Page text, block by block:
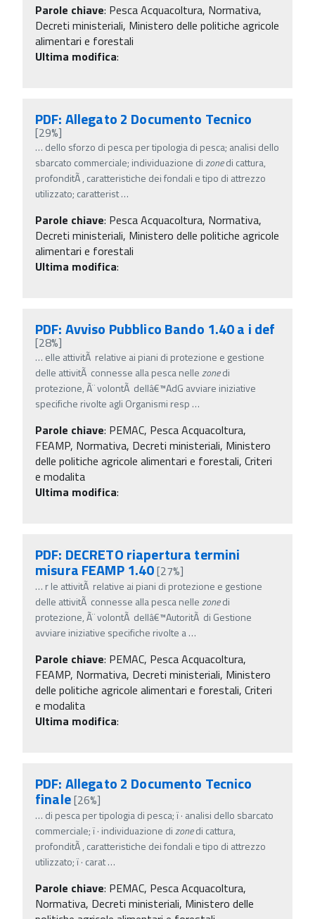
Parole chiave: Pesca Acquacoltura, Normativa,
Decreti ministeriali, Ministero delle politiche agricole
alimentari e forestali
Ultima modifica:
PDF: Allegato 2 Documento Tecnico
[29%]
… dello sforzo di pesca per tipologia di pesca; analisi dello
sbarcato commerciale; individuazione dizonedi cattura,
profonditÃ , caratteristiche dei fondali e tipo di attrezzo
utilizzato; caratterist…
Parole chiave: Pesca Acquacoltura, Normativa,
Decreti ministeriali, Ministero delle politiche agricole
alimentari e forestali
Ultima modifica:
PDF: Avviso Pubblico Bando 1.40 a i def
[28%]
… elle attivitÃ relative ai piani di protezione e gestione
delle attivitÃ connesse alla pesca nellezonedi
protezione, Ã¨ volontÃ dellâ€™AdG avviare iniziative
specifiche rivolte agli Organismi resp …
Parole chiave: PEMAC, Pesca Acquacoltura,
FEAMP, Normativa, Decreti ministeriali, Ministero
delle politiche agricole alimentari e forestali, Criteri
e modalita
Ultima modifica:
PDF: DECRETO riapertura termini
misura FEAMP 1.40[27%]
… r le attivitÃ relative ai piani di protezione e gestione
delle attivitÃ connesse alla pesca nellezonedi
protezione, Ã¨ volontÃ dellâ€™AutoritÃ di Gestione
avviare iniziative specifiche rivolte a…
Parole chiave: PEMAC, Pesca Acquacoltura,
FEAMP, Normativa, Decreti ministeriali, Ministero
delle politiche agricole alimentari e forestali, Criteri
e modalita
Ultima modifica:
PDF: Allegato 2 Documento Tecnico
finale[26%]
… di pesca per tipologia di pesca; ï‚· analisi dello sbarcato
commerciale; ï‚· individuazione dizonedi cattura,
profonditÃ , caratteristiche dei fondali e tipo di attrezzo
utilizzato; ï‚· carat…
Parole chiave: PEMAC, Pesca Acquacoltura,
Normativa, Decreti ministeriali, Ministero delle